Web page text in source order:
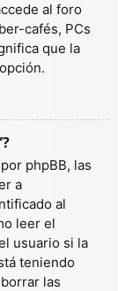
al foro
cafés, PCs
que la
phpBB, las
a
al
leer el
usuario si la
teniendo
las